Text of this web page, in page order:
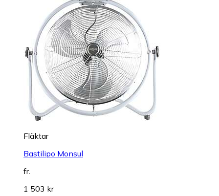
Fläktar
Bastilipo Monsul
fr.
1 503 kr